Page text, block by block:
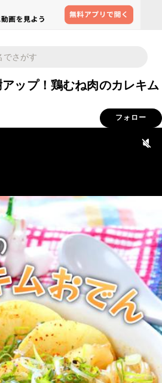
ップ！鶏むね肉のカレキム
フォロー